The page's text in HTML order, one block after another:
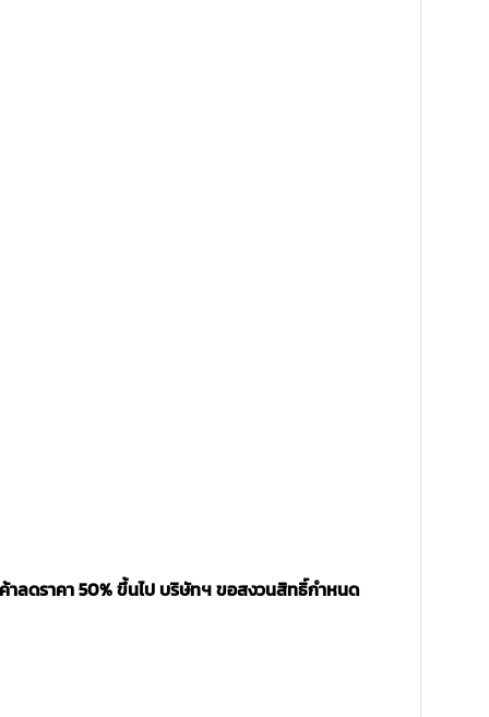
ลดราคา 50% ขึ้นไป บริษัทฯ ขอสงวนสิทธิ์กำหนด